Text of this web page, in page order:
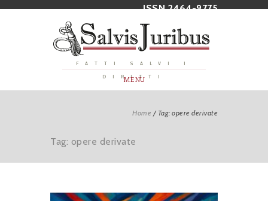
ISSN 2464-9775
FATTI SALVI I
DIRITTI
MENU
Home / Tag: opere derivate
Tag: opere derivate